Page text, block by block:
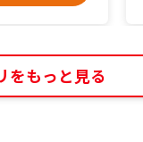
をもっと見る